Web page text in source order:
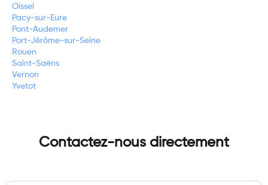
Oissel
Pacy-sur-Eure
Pont-Audemer
Port-Jérôme-sur-Seine
Rouen
Saint-Saëns
Vernon
Yvetot
Contactez-nous directement